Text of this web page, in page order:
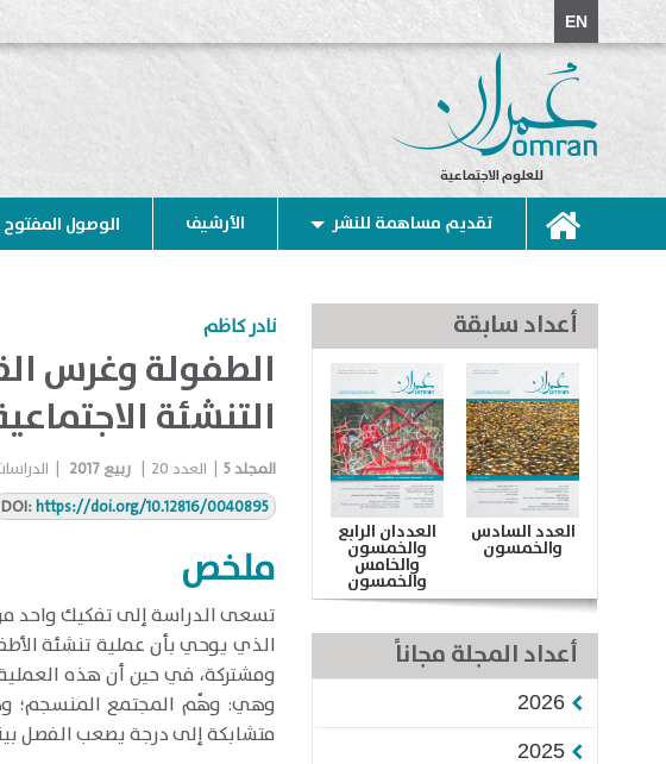
EN
للعلوم الاجتماعية
تقديم مساهمة للنشر الأرشيف الوصول المفتوح
نادر كاظم
الطفولة وغرس
التنشئة
المجلد5 العدد20 ربيع 2017
DOI:https://doi.org/10.12816/0040895
ملخص
تسعى الدراسة إلى تفكيك واحد
الذي يوحي بأن عملية تنشئة
ومشتركة، في حين أن هذه
وهي: وهْم المجتمع المنسجم؛
متشابكة إلى درجة يصعب الفصل
أعداد سابقة
العدد السادس
والخمسون
العددان الرابع
والخمسون
والخامس
والخمسون
أعداد المجلة مجاناً
2026
2025